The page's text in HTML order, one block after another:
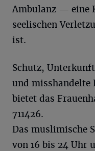
Ambulanz — eine
seelischen
ist.
Schutz,
und misshandelte
bietet das
711426.
Das muslimische
von 16 bis 24 Uhr